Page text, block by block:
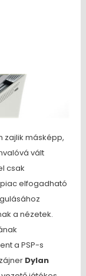
zajlik másképp,
vált
csak
elfogadható
a nézetek.
a PSP-s
Dylan